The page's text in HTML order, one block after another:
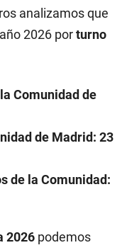
analizamos que
2026 porturno
Comunidad de
de Madrid: 23
de la Comunidad:
2026 podemos